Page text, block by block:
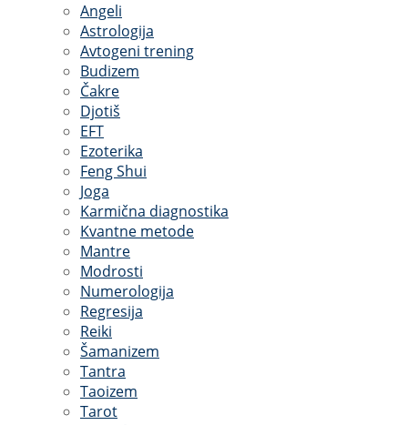
Angeli
Astrologija
Avtogeni trening
Budizem
Čakre
Djotiš
EFT
Ezoterika
Feng Shui
Joga
Karmična diagnostika
Kvantne metode
Mantre
Modrosti
Numerologija
Regresija
Reiki
Šamanizem
Tantra
Taoizem
Tarot